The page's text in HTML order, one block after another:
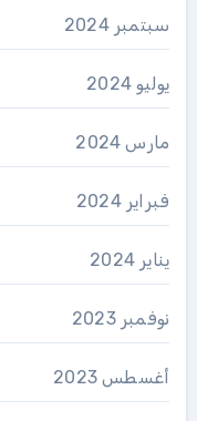
سبتمبر 2024
يوليو 2024
مارس 2024
فبراير 2024
يناير 2024
نوفمبر 2023
أغسطس 2023